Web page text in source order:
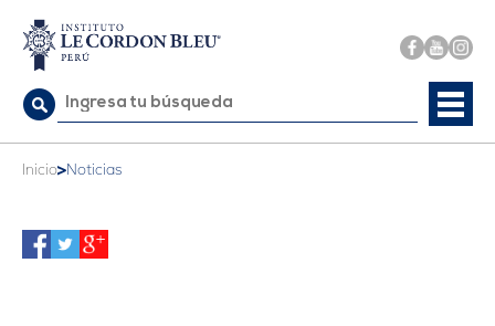
Buscar:
Inicio>Noticias